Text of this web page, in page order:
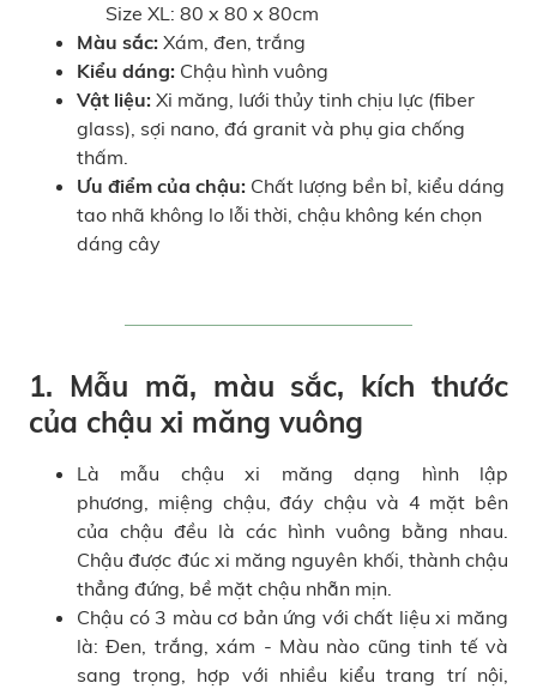
Size XL: 80 x 80 x 80cm
Màu sắc: Xám, đen, trắng
Kiểu dáng: Chậu hình vuông
Vật liệu: Xi măng, lưới thủy tinh chịu lực (fiber
glass), sợi nano, đá granit và phụ gia chống
thấm.
Ưu điểm của chậu: Chất lượng bền bỉ, kiểu dáng
tao nhã không lo lỗi thời, chậu không kén chọn
dáng cây
1. Mẫu mã, màu sắc, kích thước
của chậu xi măng vuông
Là mẫu chậu xi măng dạng hình lập
phương, miệng chậu, đáy chậu và 4 mặt bên
của chậu đều là các hình vuông bằng nhau.
Chậu được đúc xi măng nguyên khối, thành chậu
thẳng đứng, bề mặt chậu nhẵn mịn.
Chậu có 3 màu cơ bản ứng với chất liệu xi măng
là: Đen, trắng, xám - Màu nào cũng tinh tế và
sang trọng, hợp với nhiều kiểu trang trí nội,